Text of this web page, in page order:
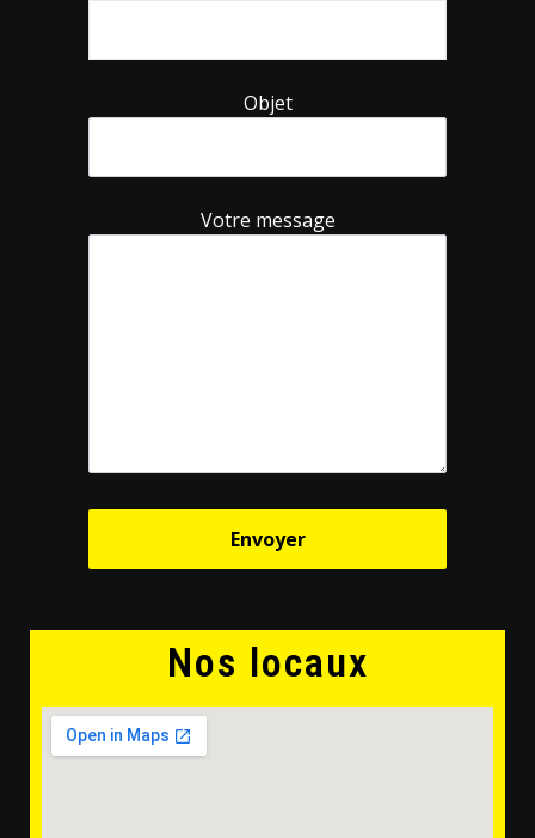
Objet
Votre message
Nos locaux